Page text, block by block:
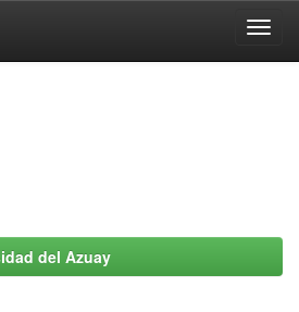
del Azuay